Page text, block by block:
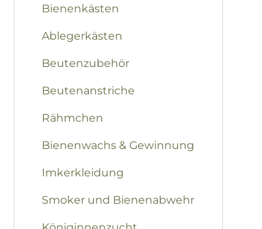
Bienenkästen
Ablegerkästen
Beutenzubehör
Beutenanstriche
Rähmchen
Bienenwachs & Gewinnung
Imkerkleidung
Smoker und Bienenabwehr